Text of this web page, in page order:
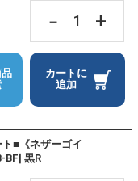
－ +
カートに
追加
品
ト■《ネザーゴイ
BF] 黒R